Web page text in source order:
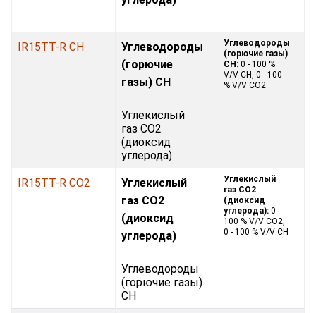
IR15TT-R CH
Углеводороды
(горючие
газы) CH
Углекислый
газ CO2
(диоксид
углерода)
Углеводороды
(горючие газы)
CH: 0 - 100 %
V/V CH, 0 - 100
% V/V CO2
IR15TT-R CO2
Углекислый
газ CO2
(диоксид
углерода)
Углеводороды
(горючие газы)
CH
Углекислый
газ CO2
(диоксид
углерода): 0 -
100 % V/V CO2,
0 - 100 % V/V CH